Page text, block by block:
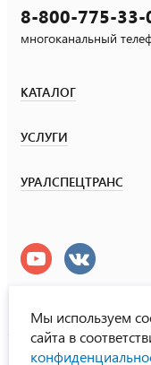
8-800-775-33-
многоканальный
КАТАЛОГ
УСЛУГИ
УРАЛСПЕЦТРАНС
УралСпецТранс
Мы используем
сайта в